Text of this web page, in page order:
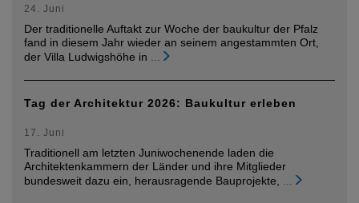
24. Juni
Der traditionelle Auftakt zur Woche der baukultur der Pfalz
fand in diesem Jahr wieder an seinem angestammten Ort,
der Villa Ludwigshöhe in
Tag der Architektur 2026: Baukultur erleben
17. Juni
Traditionell am letzten Juniwochenende laden die
Architektenkammern der Länder und ihre Mitglieder
bundesweit dazu ein, herausragende Bauprojekte,